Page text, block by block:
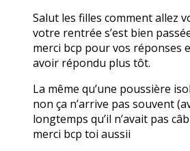
Salut les filles comment allez
votre rentrée s’est bien
merci bcp pour vos réponses
avoir répondu plus tôt.
La même qu’une poussière
non ça n’arrive pas souvent
longtemps qu’il n’avait pas
merci bcp toi aussii